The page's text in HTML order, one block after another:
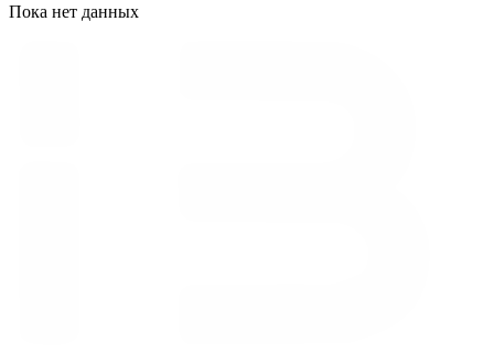
Пока нет данных